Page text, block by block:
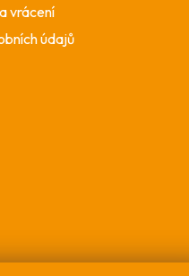
vrácení
údajů